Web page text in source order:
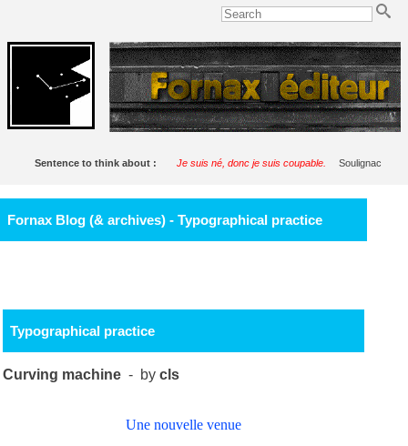
Sentence to think about : Je suis né, donc je suis coupable. Soulignac
Fornax Blog (& archives) - Typographical practice
Typographical practice
Curving machine - bycls
Une nouvelle venue